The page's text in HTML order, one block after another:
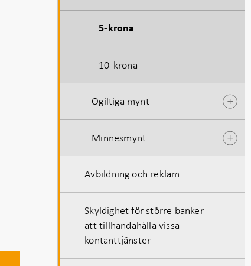
5-krona
10-krona
Ogiltiga mynt
Minnesmynt
Avbildning och reklam
Skyldighet för större banker
att tillhandahålla vissa
kontanttjänster